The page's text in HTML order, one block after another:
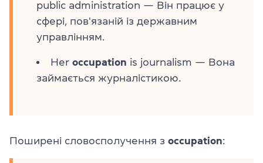
public administration — Він працює у
сфері, пов'язаній із державним
управлінням.
Her occupation is journalism — Вона
займається журналістикою.
Поширені словосполучення з occupation: